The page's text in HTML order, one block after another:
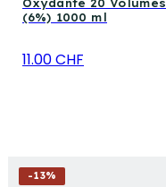
Oxydante 20 Volumes
(6%) 1000 ml
11.00 CHF
-13%